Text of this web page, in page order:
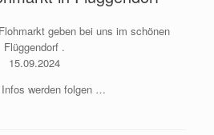
geben bei uns im schönen
Flüggendorf .
15.09.2024
werden folgen …